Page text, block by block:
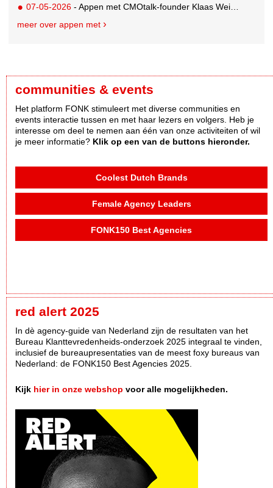
07-05-2026 - Appen met CMOtalk-founder Klaas Weima: met volle zeilen naar de VS
meer over appen met
communities & events
Het platform FONK stimuleert met diverse communities en
events interactie tussen en met haar lezers en volgers. Heb je
interesse om deel te nemen aan één van onze activiteiten of wil
je meer informatie? Klik op een van de buttons hieronder.
Coolest Dutch Brands
Female Agency Leaders
FONK150 Best Agencies
red alert 2025
In dè agency-guide van Nederland zijn de resultaten van het
Bureau Klanttevredenheids-onderzoek 2025 integraal te vinden,
inclusief de bureaupresentaties van de meest foxy bureaus van
Nederland: de FONK150 Best Agencies 2025.
Kijk hier in onze webshop voor alle mogelijkheden.